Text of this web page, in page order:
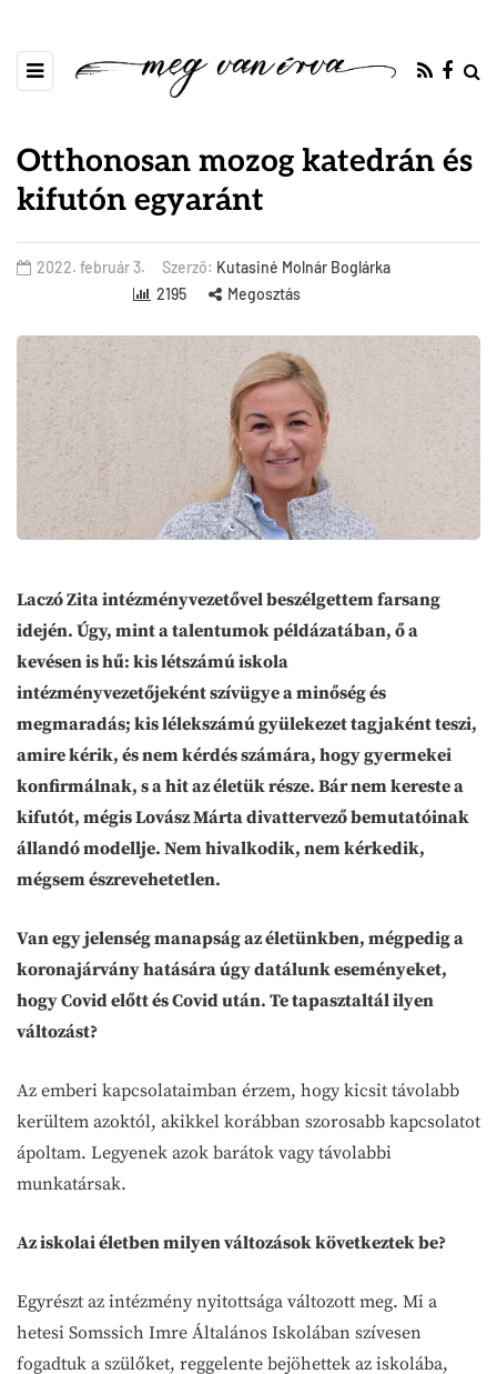
Otthonosan mozog katedrán és
kifutón egyaránt
2022. február 3. Szerző: Kutasiné Molnár Boglárka
2195
Megosztás
Laczó Zita intézményvezetővel beszélgettem farsang
idején. Úgy, mint a talentumok példázatában, ő a
kevésen is hű: kis létszámú iskola
intézményvezetőjeként szívügye a minőség és
megmaradás; kis lélekszámú gyülekezet tagjaként teszi,
amire kérik, és nem kérdés számára, hogy gyermekei
konfirmálnak, s a hit az életük része. Bár nem kereste a
kifutót, mégis Lovász Márta divattervező bemutatóinak
állandó modellje. Nem hivalkodik, nem kérkedik,
mégsem észrevehetetlen.
Van egy jelenség manapság az életünkben, mégpedig a
koronajárvány hatására úgy datálunk eseményeket,
hogy Covid előtt és Covid után. Te tapasztaltál ilyen
változást?
Az emberi kapcsolataimban érzem, hogy kicsit távolabb
kerültem azoktól, akikkel korábban szorosabb kapcsolatot
ápoltam. Legyenek azok barátok vagy távolabbi
munkatársak.
Az iskolai életben milyen változások következtek be?
Egyrészt az intézmény nyitottsága változott meg. Mi a
hetesi Somssich Imre Általános Iskolában szívesen
fogadtuk a szülőket, reggelente bejöhettek az iskolába,